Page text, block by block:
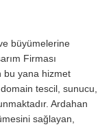
büyümelerine
Firması
bu yana hizmet
tescil, sunucu,
Ardahan
sağlayan,